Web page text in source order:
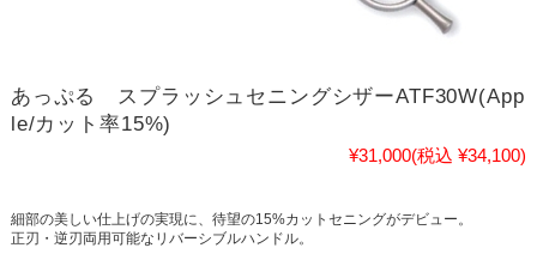
あっぷる スプラッシュセニングシザーATF30W(App
le/カット率15%)
¥31,000(税込 ¥34,100)
細部の美しい仕上げの実現に、待望の15%カットセニングがデビュー。
正刃・逆刃両用可能なリバーシブルハンドル。